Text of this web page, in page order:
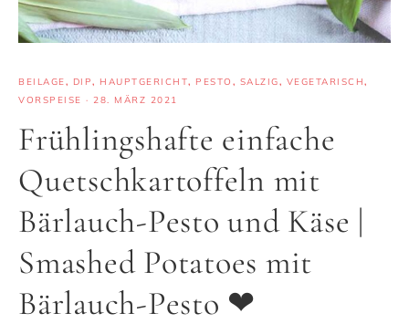
BEILAGE, DIP, HAUPTGERICHT, PESTO , SALZIG, VEGETARISCH,
VORSPEISE · 28. MÄRZ 2021
Frühlingshafte einfache
Quetschkartoffeln mit
Bärlauch-Pesto und Käse |
Smashed Potatoes mit
Bärlauch-Pesto ❤